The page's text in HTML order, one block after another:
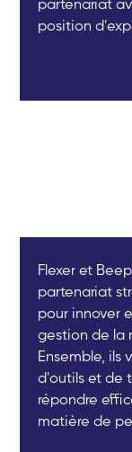
position
Flexer et
partenariat
pour innover
gestion de la
Ensemble, ils
d'outils et de
répondre
matière de